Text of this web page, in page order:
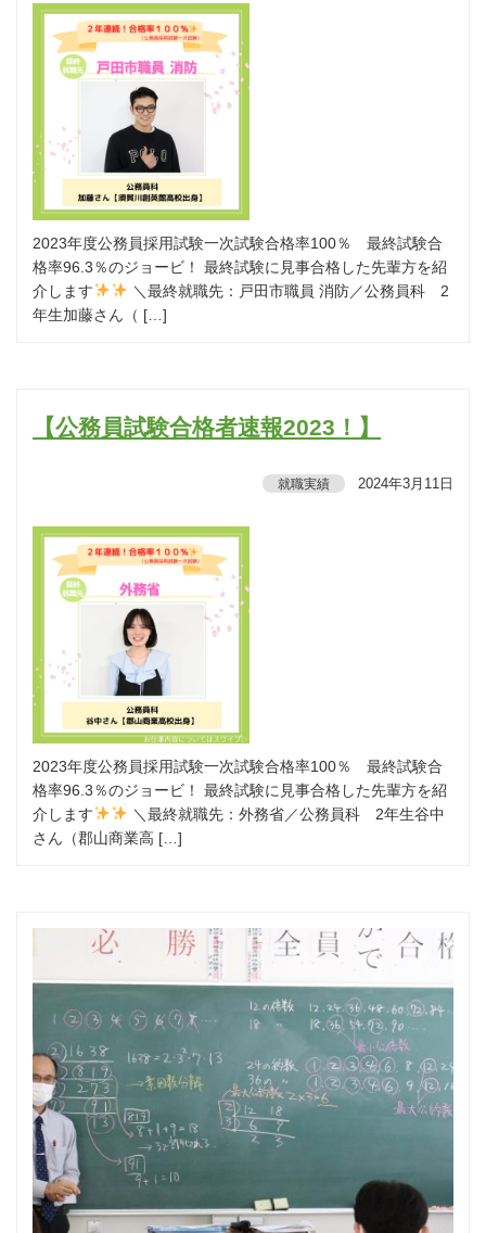
2023年度公務員採用試験一次試験合格率100％ 最終試験合
格率96.3％のジョービ！ 最終試験に見事合格した先輩方を紹
介します
＼最終就職先：戸田市職員 消防／公務員科 2
年生加藤さん（ […]
【公務員試験合格者速報2023！】
就職実績 2024年3月11日
2023年度公務員採用試験一次試験合格率100％ 最終試験合
格率96.3％のジョービ！ 最終試験に見事合格した先輩方を紹
介します
＼最終就職先：外務省／公務員科 2年生谷中
さん（郡山商業高 […]